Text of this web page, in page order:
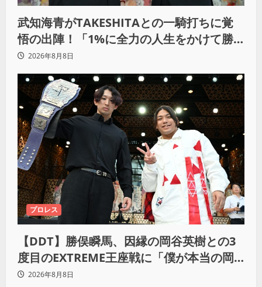
武知海青がTAKESHITAとの一騎打ちに覚
悟の出陣！「1%に全力の人生をかけて勝
ちにいきたい」
2026年8月8日
プロレス
【DDT】勝俣瞬馬、因縁の岡谷英樹との3
度目のEXTREME王座戦に「僕が本当の岡
谷英樹を引き出して獲りたい」
2026年8月8日